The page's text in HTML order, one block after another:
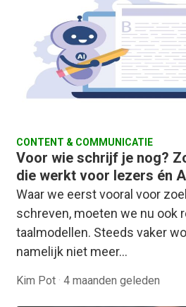
CONTENT & COMMUNICATIE
Voor wie schrijf je nog?
die werkt voor lezers én
Waar we eerst vooral voor
schreven, moeten we nu ook
taalmodellen. Steeds vaker
namelijk niet meer…
Kim Pot · 4 maanden geleden